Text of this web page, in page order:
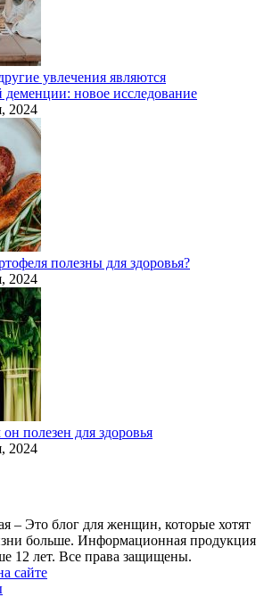
увлечения являются
деменции: новое исследование
2024
полезны для здоровья?
2024
полезен для здоровья
2024
– Это блог для женщин, которые хотят
больше. Информационная продукция
12 лет. Все права защищены.
сайте